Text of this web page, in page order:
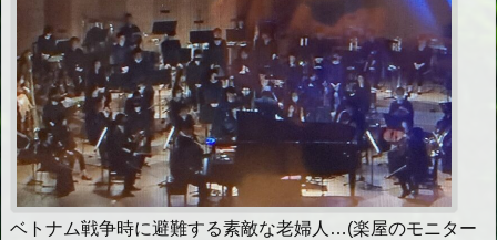
ベトナム戦争時に避難する素敵な老婦人…(楽屋のモニター